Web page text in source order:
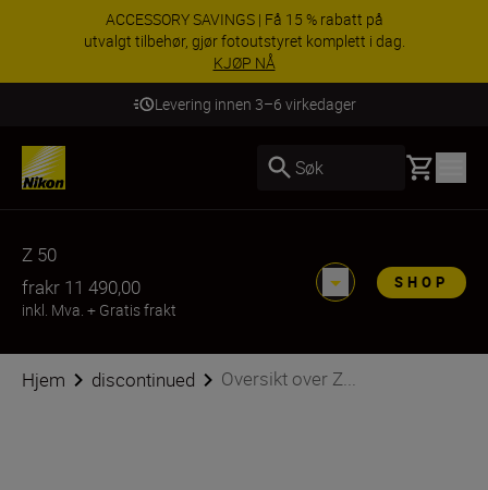
ACCESSORY SAVINGS | Få 15 % rabatt på
utvalgt tilbehør, gjør fotoutstyret komplett i dag.
KJØP NÅ
Levering innen 3–6 virkedager
Søk Basket
Z 50
frakr 11 490,00
inkl. Mva. + Gratis frakt
SHOP
Hjem discontinued Oversikt over Z...